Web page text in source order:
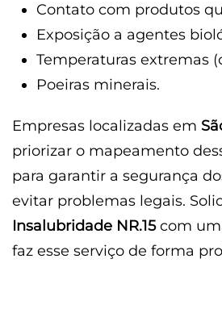
Contato com produtos
Exposição a agentes
Temperaturas extremas
Poeiras minerais.
Empresas localizadas em
priorizar o mapeamento
para garantir a segurança
evitar problemas legais.
Insalubridade NR.15com
faz esse serviço de forma